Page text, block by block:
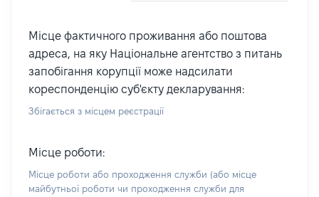
Місце фактичного проживання або поштова
адреса, на яку Національне агентство з питань
запобігання корупції може надсилати
кореспонденцію суб'єкту декларування:
Збігається з місцем реєстрації
Місце роботи:
Місце роботи або проходження служби (або місце
майбутньої роботи чи проходження служби для